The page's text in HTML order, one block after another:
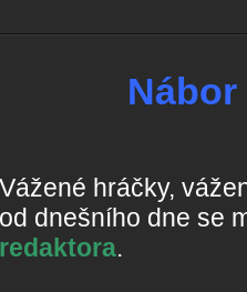
Vážené hráčky,
od dnešního dne se
redaktora.